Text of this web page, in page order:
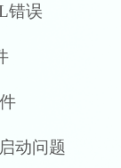
错误
动问题